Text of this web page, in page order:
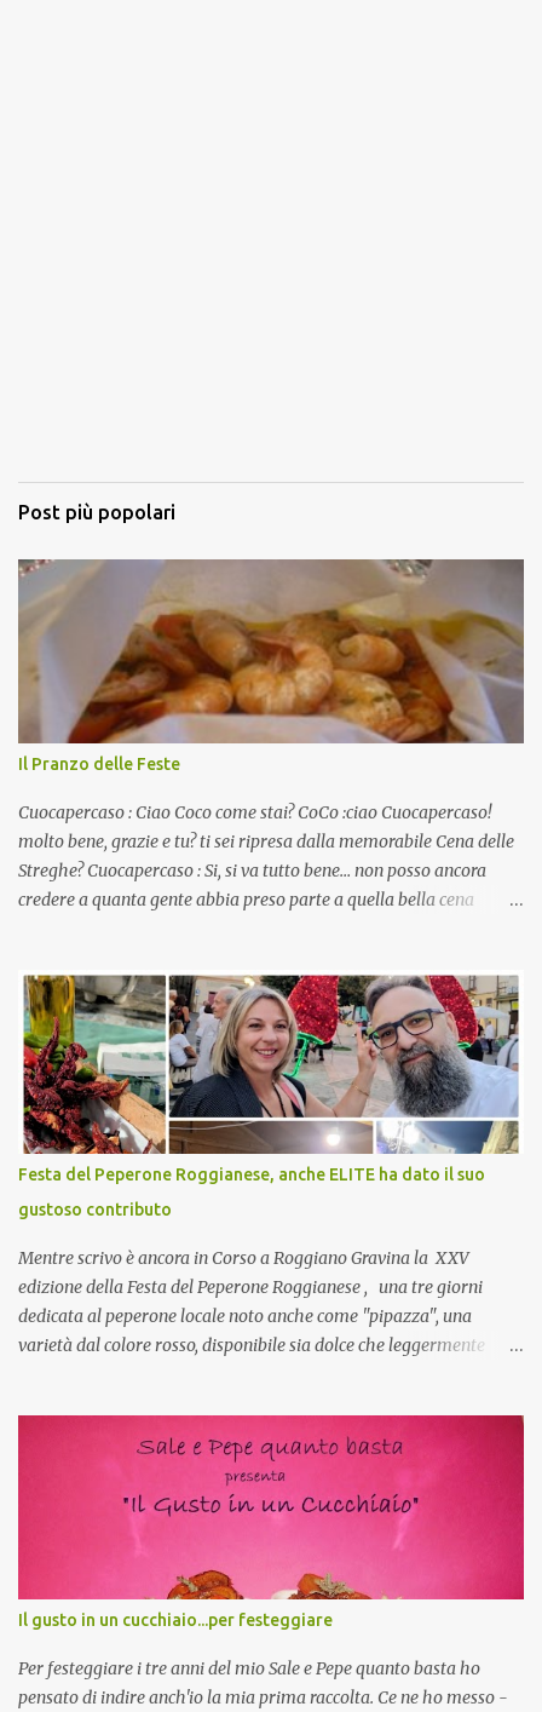
Post più popolari
Il Pranzo delle Feste
Cuocapercaso : Ciao Coco come stai? CoCo :ciao Cuocapercaso!
molto bene, grazie e tu? ti sei ripresa dalla memorabile Cena delle
Streghe? Cuocapercaso : Si, si va tutto bene… non posso ancora
credere a quanta gente abbia preso parte a quella bella cena
pranzo, racconta un po'! Perchè io avrò ospiti e cerco degli spunti...
Cuocapercaso : A dire il vero domenica prossima non preparo
nulla perché vado al Pranzo Aziendale di fine anno organizzato dai
mie capi! CoCo : Pranzo aziendale? Una bella idea! Cuocapercaso :
si, è un modo per riunirsi tutti a fine anno e tirare le somme…
naturalmente mangiando tutti insieme, con grande convivialità!
CoCo : è naturale il cibo, come sappiamo bene, funziona spesso da
collante e anche nel lavoro riesce a creare spesso l’ambiente
favorevole per molte belle opportunità, non trovi? Cuocapercaso :
Si, concordo! …addirittura si dice...
Festa del Peperone Roggianese, anche ELITE ha dato il suo
gustoso contributo
Mentre scrivo è ancora in Corso a Roggiano Gravina la XXV
edizione della Festa del Peperone Roggianese , una tre giorni
dedicata al peperone locale noto anche come "pipazza", una
varietà dal colore rosso, disponibile sia dolce che leggermente
(Pat) della Calabria. Un ingrediente versatile in cucina, utilizzato
fresco o essiccato in ricette della tradizione o in piatti innovativi.
Durante la prima serata dell'evento abbiamo avuto prova della
versatilità di questo ingrediente durante il "2° Concorso
Gastronomico di piatti a base di peperone Roggianese" ideato da
Gina Santagata , presidente dell'associazione Mongolfiera, che ha
visto coinvolte tante associazioni attive sul territorio che hanno
voluto partecipare presentando un loro piatto a base di peperone.
Da giurata del concorso insieme agli chef Francesco Luci e ...
Il gusto in un cucchiaio...per festeggiare
Per festeggiare i tre anni del mio Sale e Pepe quanto basta ho
pensato di indire anch'io la mia prima raccolta. Ce ne ho messo -